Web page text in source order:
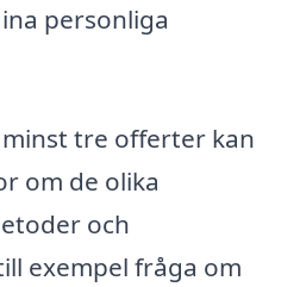
personliga
tre offerter kan
om de olika
och
exempel fråga om